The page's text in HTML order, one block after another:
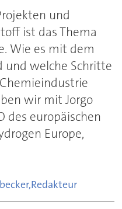
und
ist das Thema
Wie es mit dem
und welche Schritte
wir mit Jorgo
des europäischen
Europe,
Redakteur